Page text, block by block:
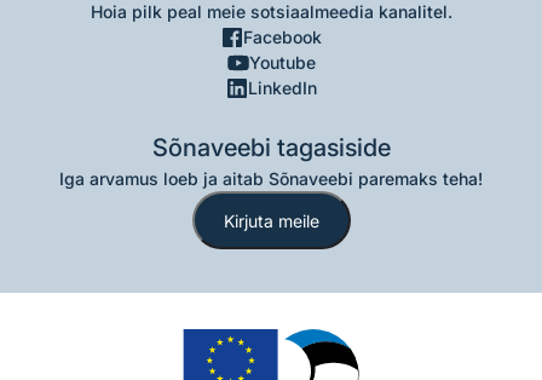
Hoia pilk peal meie sotsiaalmeedia kanalitel.
Facebook
Youtube
LinkedIn
Sõnaveebi tagasiside
Iga arvamus loeb ja aitab Sõnaveebi paremaks teha!
Kirjuta meile